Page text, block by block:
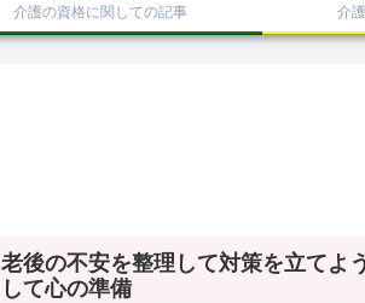
介護の資格に関しての記事
介
老後の不安を整理して対策を立てよ
して心の準備